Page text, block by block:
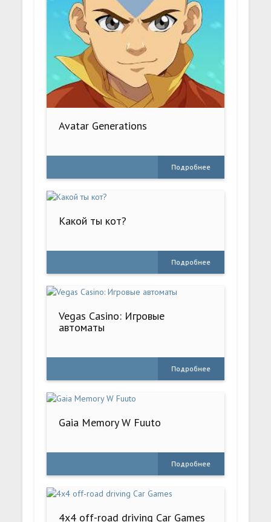
Avatar Generations
Подробнее
Какой ты кот?
Подробнее
Vegas Casino: Игровые
автоматы
Подробнее
Gaia Memory W Fuuto
Подробнее
4x4 off-road driving Car Games